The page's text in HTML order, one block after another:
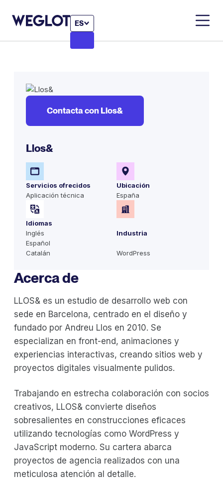
ES
Contacta con Llos&
Llos&
Servicios ofrecidos
Aplicación técnica
Ubicación
España
Idiomas
Inglés
Español
Catalán
Industria
WordPress
Acerca de
LLOS& es un estudio de desarrollo web con
sede en Barcelona, centrado en el diseño y
fundado por Andreu Llos en 2010. Se
especializan en front-end, animaciones y
experiencias interactivas, creando sitios web y
proyectos digitales visualmente pulidos.
Trabajando en estrecha colaboración con socios
creativos, LLOS& convierte diseños
sobresalientes en construcciones eficaces
utilizando tecnologías como WordPress y
JavaScript moderno. Su cartera abarca
proyectos de agencia realizados con una
meticulosa atención al detalle.